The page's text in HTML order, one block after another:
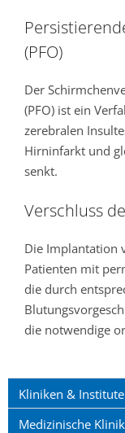
(PFO)
Der
(PFO) ist ein
zerebralen
Hirninfarkt und
senkt.
Verschluss
Die Implantation
Patienten mit
die durch
die notwendige
Kliniken & Institute
Medizinische